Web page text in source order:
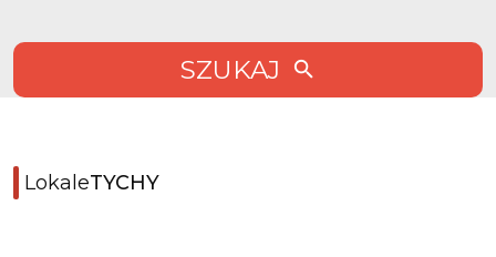
SZUKAJ
LokaleTYCHY